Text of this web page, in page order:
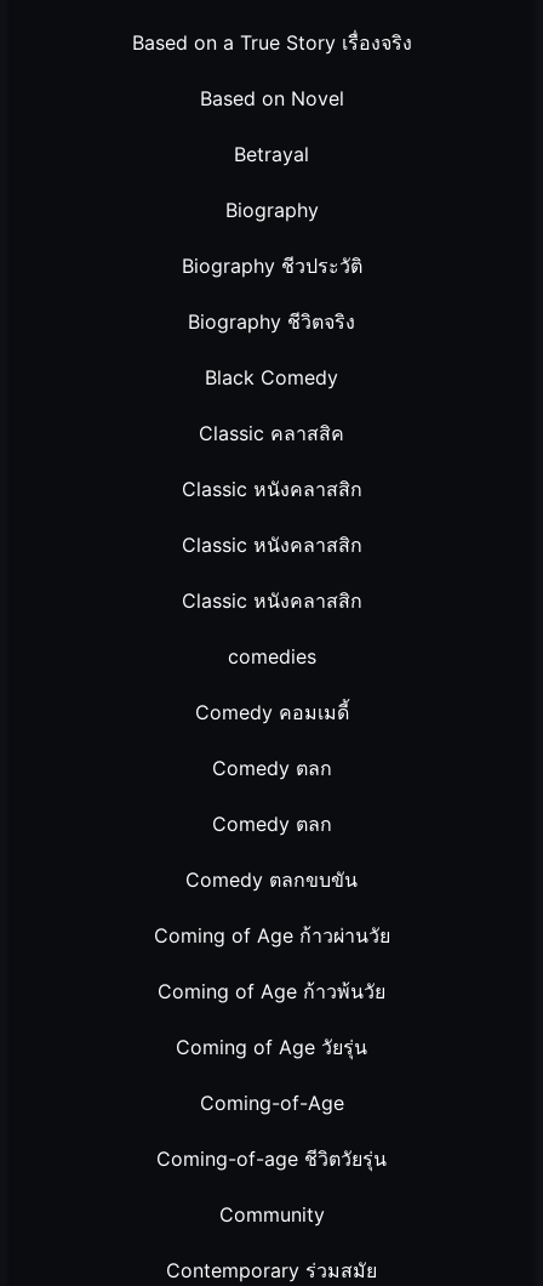
Based on a True Story เรื่องจริง
Based on Novel
Betrayal
Biography
Biography ชีวประวัติ
Biography ชีวิตจริง
Black Comedy
Classic คลาสสิค
Classic หนังคลาสสิก
Classic หนังคลาสสิก
Classic หนังคลาสสิก
comedies
Comedy คอมเมดี้
Comedy ตลก
Comedy ตลก
Comedy ตลกขบขัน
Coming of Age ก้าวผ่านวัย
Coming of Age ก้าวพ้นวัย
Coming of Age วัยรุ่น
Coming-of-Age
Coming-of-age ชีวิตวัยรุ่น
Community
Contemporary ร่วมสมัย